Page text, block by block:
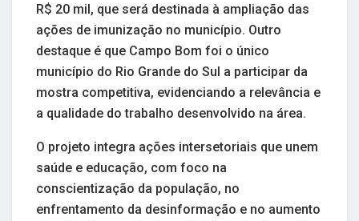
R$ 20 mil, que será destinada à ampliação das
ações de imunização no município. Outro
destaque é que Campo Bom foi o único
município do Rio Grande do Sul a participar da
mostra competitiva, evidenciando a relevância e
a qualidade do trabalho desenvolvido na área.
O projeto integra ações intersetoriais que unem
saúde e educação, com foco na
conscientização da população, no
enfrentamento da desinformação e no aumento